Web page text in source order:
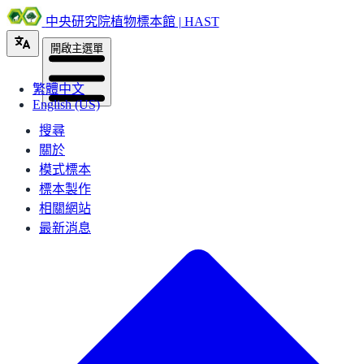
中央研究院植物標本館 | HAST
繁體中文
English (US)
開啟主選單
搜尋
關於
模式標本
標本製作
相關網站
最新消息